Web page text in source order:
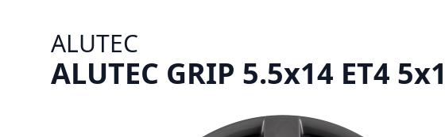
ALUTEC
ALUTEC GRIP 5.5x14 ET4